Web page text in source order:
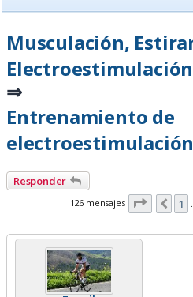
Musculación,
⇒
Entrenamiento de
electroestimulación
Responder
126 mensajes Página
1